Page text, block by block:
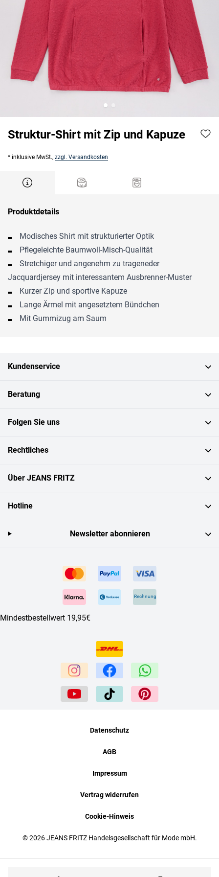
Struktur-Shirt mit Zip und Kapuze
* inklusive MwSt., zzgl. Versandkosten
Produktdetails
Modisches Shirt mit strukturierter Optik
Pflegeleichte Baumwoll-Misch-Qualität
Stretchiger und angenehm zu trageneder
Jacquardjersey mit interessantem Ausbrenner-Muster
Kurzer Zip und sportive Kapuze
Lange Ärmel mit angesetztem Bündchen
Mit Gummizug am Saum
Kundenservice
Beratung
Folgen Sie uns
Rechtliches
Über JEANS FRITZ
Hotline
Rechnung
Mindestbestellwert 19,95€
Newsletter abonnieren
© 2026 JEANS FRITZ Handelsgesellschaft für Mode mbH.
Datenschutz
AGB
Impressum
Vertrag widerrufen
Cookie-Hinweis